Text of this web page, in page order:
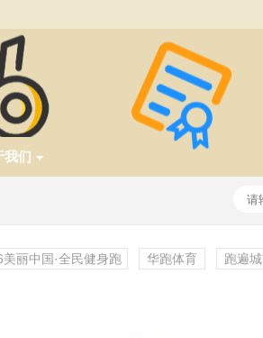
我们
美丽中国·全民健身跑 华跑体育 跑遍